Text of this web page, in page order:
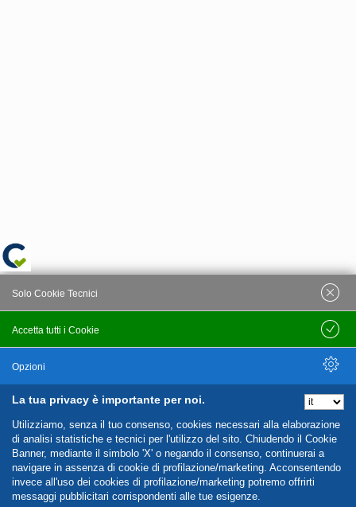
La tua privacy è importante per noi.
Utilizziamo, senza il tuo consenso, cookies necessari alla elaborazione
di analisi statistiche e tecnici per l'utilizzo del sito. Chiudendo il Cookie
Banner, mediante il simbolo 'X' o negando il consenso, continuerai a
navigare in assenza di cookie di profilazione/marketing. Acconsentendo
invece all'uso dei cookies di profilazione/marketing potremo offrirti
messaggi pubblicitari corrispondenti alle tue esigenze.
Accetta tutti i Cookie
Solo Cookie Tecnici
Salva
Opzioni
Nascondi Opzioni